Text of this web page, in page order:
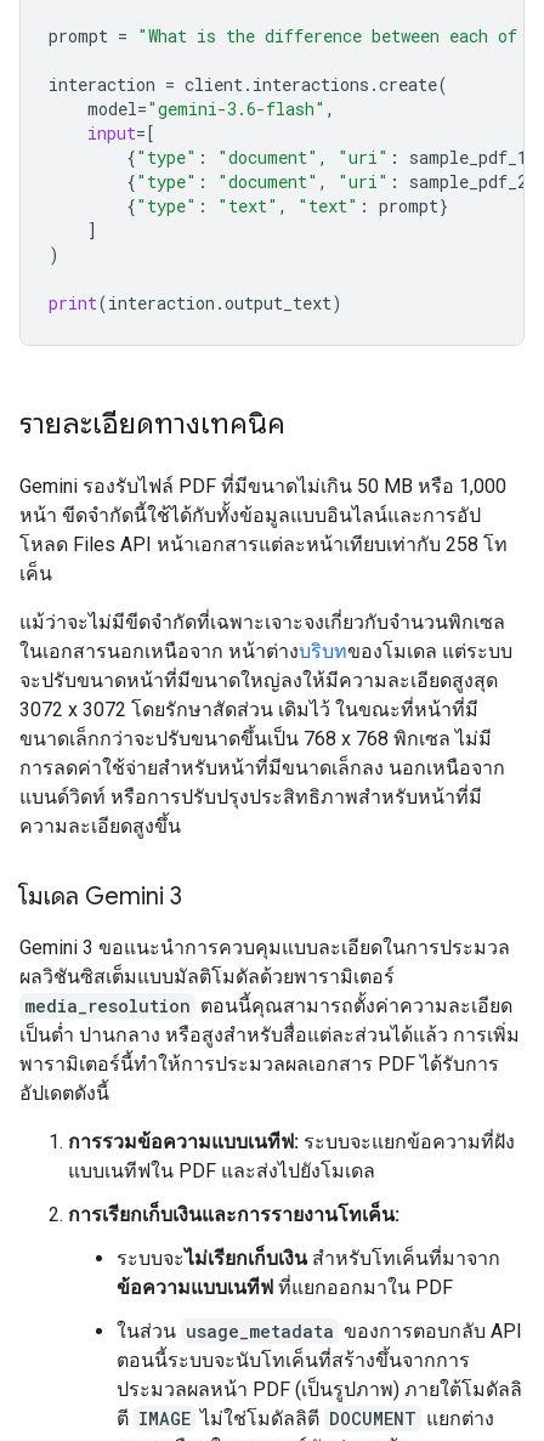
prompt = "What is the difference between each of
interaction = client. interactions .create(
model="gemini-3.6-flash" ,
input=[
{"type" : "document" , "uri" : sample_pdf_1
{"type" : "document" , "uri" : sample_pdf_2
{"type" : "text" , "text" : prompt}
]
)
print(interaction .output_text)
รายละเอียดทางเทคนิค
Gemini รองรับไฟล์ PDF ที่มีขนาดไม่เกิน 50 MB หรือ 1,000
หน้า ขีดจำกัดนี้ใช้ได้กับทั้งข้อมูลแบบอินไลน์และการอัป
โหลด Files API หน้าเอกสารแต่ละหน้าเทียบเท่ากับ 258 โท
เค็น
แม้ว่าจะไม่มีขีดจำกัดที่เฉพาะเจาะจงเกี่ยวกับจำนวนพิกเซล
ในเอกสารนอกเหนือจาก หน้าต่างบริบทของโมเดล แต่ระบบ
จะปรับขนาดหน้าที่มีขนาดใหญ่ลงให้มีความละเอียดสูงสุด
3072 x 3072 โดยรักษาสัดส่วน เดิมไว้ ในขณะที่หน้าที่มี
ขนาดเล็กกว่าจะปรับขนาดขึ้นเป็น 768 x 768 พิกเซล ไม่มี
การลดค่าใช้จ่ายสำหรับหน้าที่มีขนาดเล็กลง นอกเหนือจาก
แบนด์วิดท์ หรือการปรับปรุงประสิทธิภาพสำหรับหน้าที่มี
ความละเอียดสูงขึ้น
โมเดล Gemini 3
Gemini 3 ขอแนะนำการควบคุมแบบละเอียดในการประมวล
ผลวิชันซิสเต็มแบบมัลติโมดัลด้วยพารามิเตอร์
media_resolution ตอนนี้คุณสามารถตั้งค่าความละเอียด
เป็นต่ำ ปานกลาง หรือสูงสำหรับสื่อแต่ละส่วนได้แล้ว การเพิ่ม
พารามิเตอร์นี้ทำให้การประมวลผลเอกสาร PDF ได้รับการ
อัปเดตดังนี้
การรวมข้อความแบบเนทีฟ: ระบบจะแยกข้อความที่ฝัง
แบบเนทีฟใน PDF และส่งไปยังโมเดล
การเรียกเก็บเงินและการรายงานโทเค็น:
ระบบจะไม่เรียกเก็บเงินสำหรับโทเค็นที่มาจาก
ข้อความแบบเนทีฟ ที่แยกออกมาใน PDF
ในส่วน usage_metadata ของการตอบกลับ API
ตอนนี้ระบบจะนับโทเค็นที่สร้างขึ้นจากการ
ประมวลผลหน้า PDF (เป็นรูปภาพ) ภายใต้โมดัลลิ
ตี IMAGE ไม่ใช่โมดัลลิตี DOCUMENT แยกต่าง